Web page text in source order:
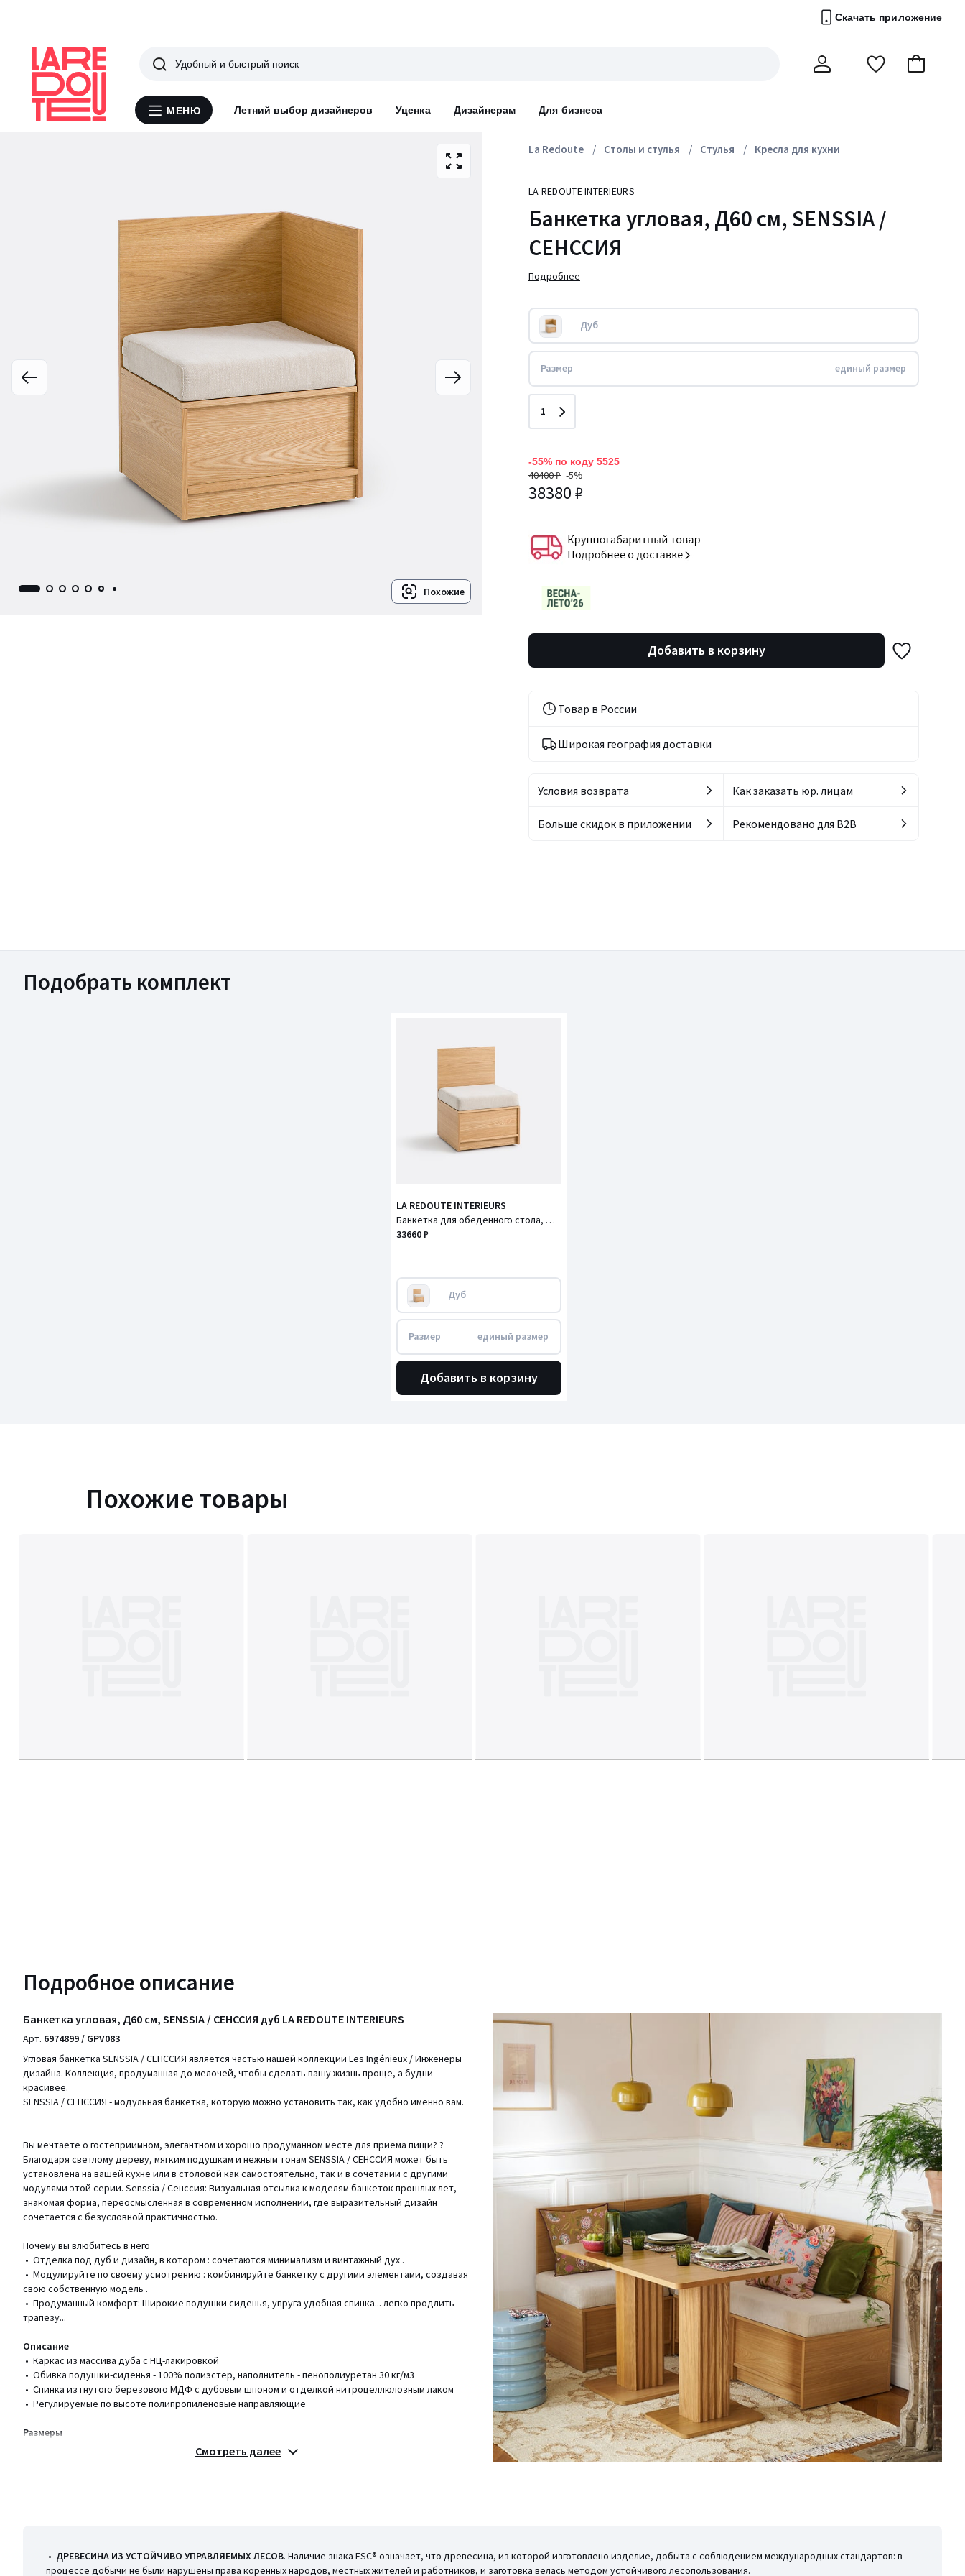
Скачать приложение
Меню
МЕНЮ Летний выбор дизайнеров Уценка Дизайнерам Для бизнеса
Поиск
ПерейтиВ
Похожие
La Redoute Столы и стулья Стулья Кресла для кухни
LA REDOUTE INTERIEURS
Банкетка угловая, Д60 см, SENSSIA /
СЕНССИЯ
Подробнее
Дуб
Размер единый размер
Количество
1
-55% по коду 5525
40400 ₽ -5%
38380 ₽
Добавить в корзину
Товар в России
Широкая география доставки
Условия возврата Как заказать юр. лицам
Больше скидок в приложении Рекомендовано для B2B
Подобрать комплект
LA REDOUTE INTERIEURS
Банкетка для обеденного стола, Д60 см, Senssia / Сенссиа
33660 ₽
Дуб
Размер единый размер
Добавить в корзину
Похожие товары
Подробное описание
Банкетка угловая, Д60 см, SENSSIA / СЕНССИЯ дуб LA REDOUTE INTERIEURS
Арт. 6974899 / GPV083
Угловая банкетка SENSSIA / СЕНССИЯ является частью нашей коллекции Les Ingénieux / Инженеры
дизайна. Коллекция, продуманная до мелочей, чтобы сделать вашу жизнь проще, а будни
красивее.
SENSSIA / СЕНССИЯ - модульная банкетка, которую можно установить так, как удобно именно вам.
Вы мечтаете о гостеприимном, элегантном и хорошо продуманном месте для приема пищи? ?
Благодаря светлому дереву, мягким подушкам и нежным тонам SENSSIA / СЕНССИЯ может быть
установлена на вашей кухне или в столовой как самостоятельно, так и в сочетании с другими
модулями этой серии. Senssia / Сенссия: Визуальная отсылка к моделям банкеток прошлых лет,
знакомая форма, переосмысленная в современном исполнении, где выразительный дизайн
сочетается с безусловной практичностью.
Почему вы влюбитесь в него
• Отделка под дуб и дизайн, в котором : сочетаются минимализм и винтажный дух .
• Модулируйте по своему усмотрению : комбинируйте банкетку с другими элементами, создавая
свою собственную модель .
• Продуманный комфорт: Широкие подушки сиденья, упруга удобная спинка... легко продлить
трапезу...
Описание
• Каркас из массива дуба с НЦ-лакировкой
• Обивка подушки-сиденья - 100% полиэстер, наполнитель - пенополиуретан 30 кг/м3
• Спинка из гнутого березового МДФ с дубовым шпоном и отделкой нитроцеллюлозным лаком
• Регулируемые по высоте полипропиленовые направляющие
Размеры
Смотреть далее
• ДРЕВЕСИНА ИЗ УСТОЙЧИВО УПРАВЛЯЕМЫХ ЛЕСОВ. Наличие знака FSC® означает, что древесина, из которой изготовлено изделие, добыта с соблюдением международных стандартов: в
процессе добычи не были нарушены права коренных народов, местных жителей и работников, и заготовка велась методом устойчивого лесопользования.